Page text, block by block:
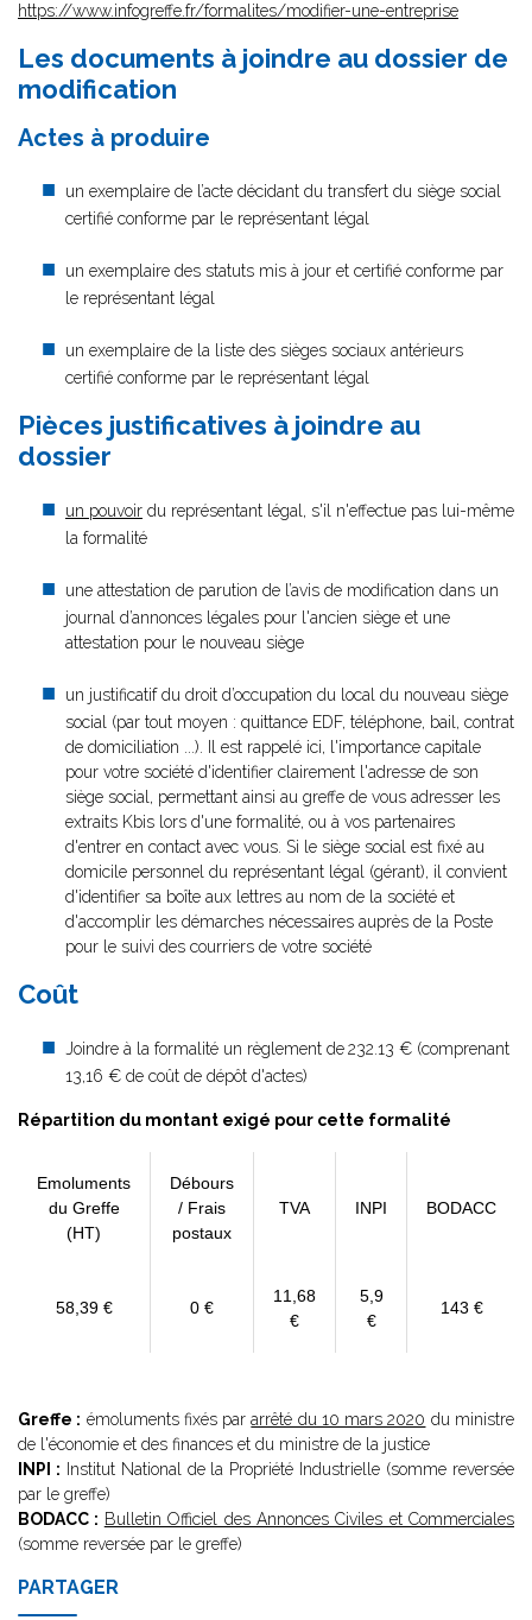
https://www.infogreffe.fr/formalites/modifier-une-entreprise
Les documents à joindre au dossier de
modification
Actes à produire
un exemplaire de l’acte décidant du transfert du siège social
certifié conforme par le représentant légal
un exemplaire des statuts mis à jour et certifié conforme par
le représentant légal
un exemplaire de la liste des sièges sociaux antérieurs
certifié conforme par le représentant légal
Pièces justificatives à joindre au
dossier
un pouvoir du représentant légal, s'il n'effectue pas lui-même
la formalité
une attestation de parution de l’avis de modification dans un
journal d’annonces légales pour l'ancien siège et une
attestation pour le nouveau siège
un justificatif du droit d’occupation du local du nouveau siège
social (par tout moyen : quittance EDF, téléphone, bail, contrat
de domiciliation ...). Il est rappelé ici, l'importance capitale
pour votre société d'identifier clairement l'adresse de son
siège social, permettant ainsi au greffe de vous adresser les
extraits Kbis lors d'une formalité, ou à vos partenaires
d'entrer en contact avec vous. Si le siège social est fixé au
domicile personnel du représentant légal (gérant), il convient
d'identifier sa boîte aux lettres au nom de la société et
d'accomplir les démarches nécessaires auprès de la Poste
pour le suivi des courriers de votre société
Coût
Joindre à la formalité un règlement de232.13 € (comprenant
13,16 € de coût de dépôt d'actes)
Répartition du montant exigé pour cette formalité
Emoluments
du Greffe
(HT)
Débours
/ Frais
postaux
TVA INPI BODACC
58,39 € 0 €
11,68
€
5,9
€
143 €
Greffe : émoluments fixés pararrêté du 10 mars 2020 du ministre
de l'économie et des finances et du ministre de la justice
INPI : Institut National de la Propriété Industrielle (somme reversée
par le greffe)
BODACC : Bulletin Officiel des Annonces Civiles et Commerciales
(somme reversée par le greffe)
PARTAGER